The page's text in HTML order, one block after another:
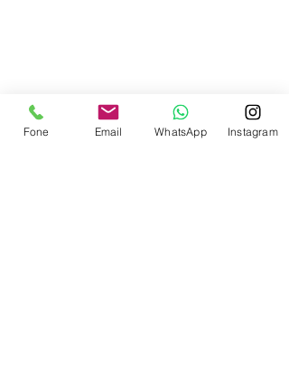
Fone Email WhatsApp Instagram